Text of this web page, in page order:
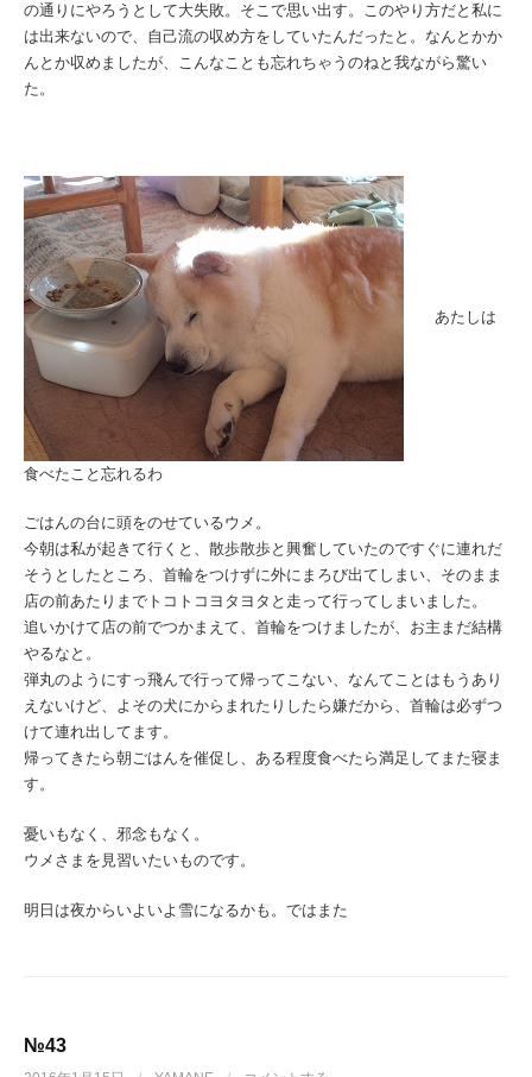
の通りにやろうとして大失敗。そこで思い出す。このやり方だと私に
は出来ないので、自己流の収め方をしていたんだったと。なんとかか
んとか収めましたが、こんなことも忘れちゃうのねと我ながら驚い
た。
あたしは
食べたこと忘れるわ
ごはんの台に頭をのせているウメ。
今朝は私が起きて行くと、散歩散歩と興奮していたのですぐに連れだ
そうとしたところ、首輪をつけずに外にまろび出てしまい、そのまま
店の前あたりまでトコトコヨタヨタと走って行ってしまいました。
追いかけて店の前でつかまえて、首輪をつけましたが、お主まだ結構
やるなと。
弾丸のようにすっ飛んで行って帰ってこない、なんてことはもうあり
えないけど、よその犬にからまれたりしたら嫌だから、首輪は必ずつ
けて連れ出してます。
帰ってきたら朝ごはんを催促し、ある程度食べたら満足してまた寝ま
す。
憂いもなく、邪念もなく。
ウメさまを見習いたいものです。
明日は夜からいよいよ雪になるかも。ではまた
№43